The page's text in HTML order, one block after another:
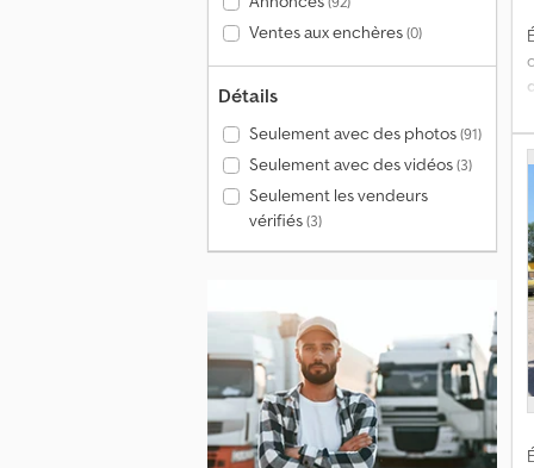
Ventes aux enchères(0)
Détails
Seulement avec des photos(91)
Seulement avec des vidéos(3)
Seulement les vendeurs
vérifiés(3)